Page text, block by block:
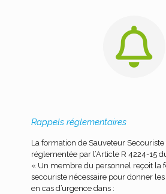
Rappels réglementaires
La formation de Sauveteur Secouriste
réglementée par l’Article R 4224-15
« Un membre du personnel reçoit la
secouriste nécessaire pour donner
en cas d’urgence dans :